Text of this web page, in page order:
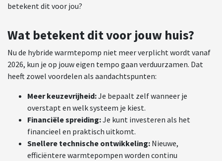
betekent dit voor jou?
Wat betekent dit voor jouw huis?
Nu de hybride warmtepomp niet meer verplicht wordt vanaf
2026, kun je op jouw eigen tempo gaan verduurzamen. Dat
heeft zowel voordelen als aandachtspunten:
Meer keuzevrijheid:Je bepaalt zelf wanneer je
overstapt en welk systeem je kiest.
Financiële spreiding:Je kunt investeren als het
financieel en praktisch uitkomt.
Snellere technische ontwikkeling: Nieuwe,
efficiëntere warmtepompen worden continu